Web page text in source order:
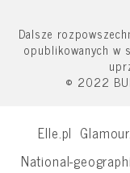
Dalsze
opublikowanych w
© 2022
Elle.pl
National-